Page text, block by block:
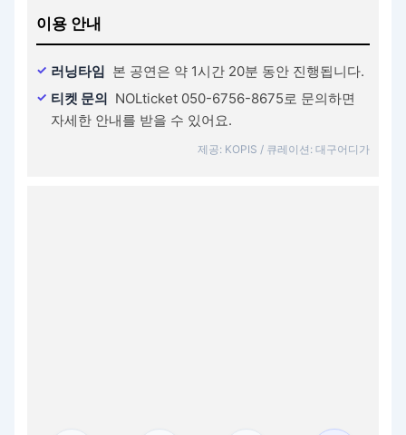
이용 안내
러닝타임 본 공연은 약 1시간 20분 동안 진행됩니다.
티켓 문의 NOLticket 050-6756-8675로 문의하면
자세한 안내를 받을 수 있어요.
제공: KOPIS / 큐레이션: 대구어디가